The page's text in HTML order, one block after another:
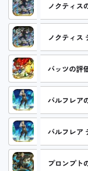
ノクティス
ノクティス
バッツの評
バルフレア
バルフレア
プロンプト